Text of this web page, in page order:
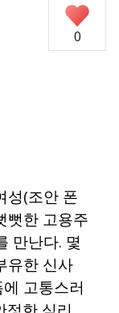
0
성(조안 폰
뻣한 고용주
만난다. 몇
유한 신사
고통스러